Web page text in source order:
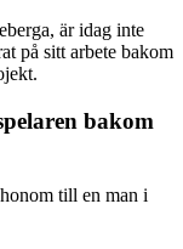
är idag inte
på sitt arbete bakom
bakom
till en man i